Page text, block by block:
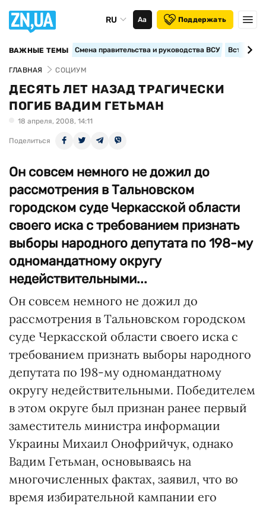
RU Аа Поддержать
ВАЖНЫЕ ТЕМЫ Смена правительства и руководства ВСУ
ГЛАВНАЯ СОЦИУМ
ДЕСЯТЬ ЛЕТ НАЗАД ТРАГИЧЕСКИ
ПОГИБ ВАДИМ ГЕТЬМАН
18 апреля, 2008, 14:11
Поделиться
Он совсем немного не дожил до
рассмотрения в Тальновском
городском суде Черкасской области
своего иска с требованием признать
выборы народного депутата по 198-му
одномандатному округу
недействительными...
Он совсем немного не дожил до
рассмотрения в Тальновском городском
суде Черкасской области своего иска с
требованием признать выборы народного
депутата по 198-му одномандатному
округу недействительными. Победителем
в этом округе был признан ранее первый
заместитель министра информации
Украины Михаил Онофрийчук, однако
Вадим Гетьман, основываясь на
многочисленных фактах, заявил, что во
время избирательной кампании его